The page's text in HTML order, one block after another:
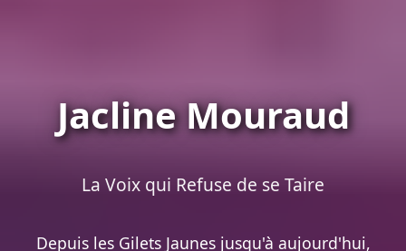
Jacline Mouraud
La Voix qui Refuse de se Taire
Depuis les Gilets Jaunes jusqu'à aujourd'hui,